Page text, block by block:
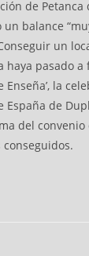
de Petanca
balance
un
haya pasado
Enseña’, la
de
del